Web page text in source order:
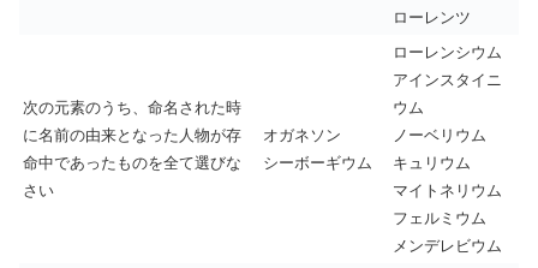
ローレンツ
次の元素のうち、命名された時
に名前の由来となった人物が存
命中であったものを全て選びな
さい
オガネソン
シーボーギウム
ローレンシウム
アインスタイニ
ウム
ノーベリウム
キュリウム
マイトネリウム
フェルミウム
メンデレビウム